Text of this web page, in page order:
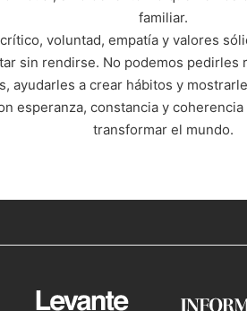
familiar.
voluntad, empatía y valores
sin rendirse. No podemos
ayudarles a crear hábitos y
esperanza, constancia y
transformar el mundo.